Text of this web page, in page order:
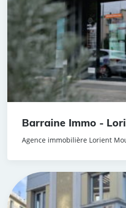
Barraine Immo -
Agence immobilière Lorient